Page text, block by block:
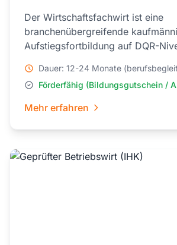
Der Wirtschaftsfachwirt ist eine
branchenübergreifende
Aufstiegsfortbildung auf DQR-
Dauer: 12-24 Monate
Förderfähig (Bildungsgutschein /
Mehr erfahren